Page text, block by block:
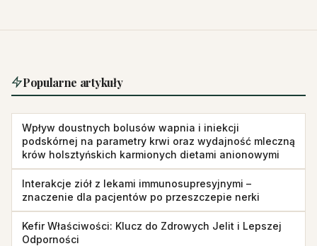
Popularne artykuły
Wpływ doustnych bolusów wapnia i iniekcji
podskórnej na parametry krwi oraz wydajność mleczną
krów holsztyńskich karmionych dietami anionowymi
Interakcje ziół z lekami immunosupresyjnymi –
znaczenie dla pacjentów po przeszczepie nerki
Kefir Właściwości: Klucz do Zdrowych Jelit i Lepszej
Odporności